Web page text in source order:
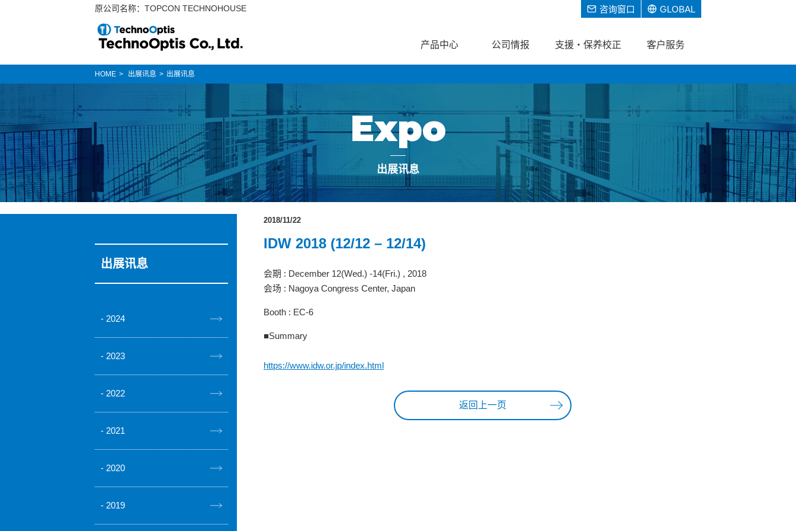
原公司名称：TOPCON TECHNOHOUSE
产品中心 公司情报 支援・保养校正 客户服务
咨询窗口 GLOBAL
HOME 出展讯息 出展讯息
Expo
出展讯息
2018/11/22
IDW 2018 (12/12 – 12/14)
会期 : December 12(Wed.) -14(Fri.) , 2018
会场 : Nagoya Congress Center, Japan
Booth : EC-6
■Summary
https://www.idw.or.jp/index.html
返回上一页
出展讯息
2024
2023
2022
2021
2020
2019